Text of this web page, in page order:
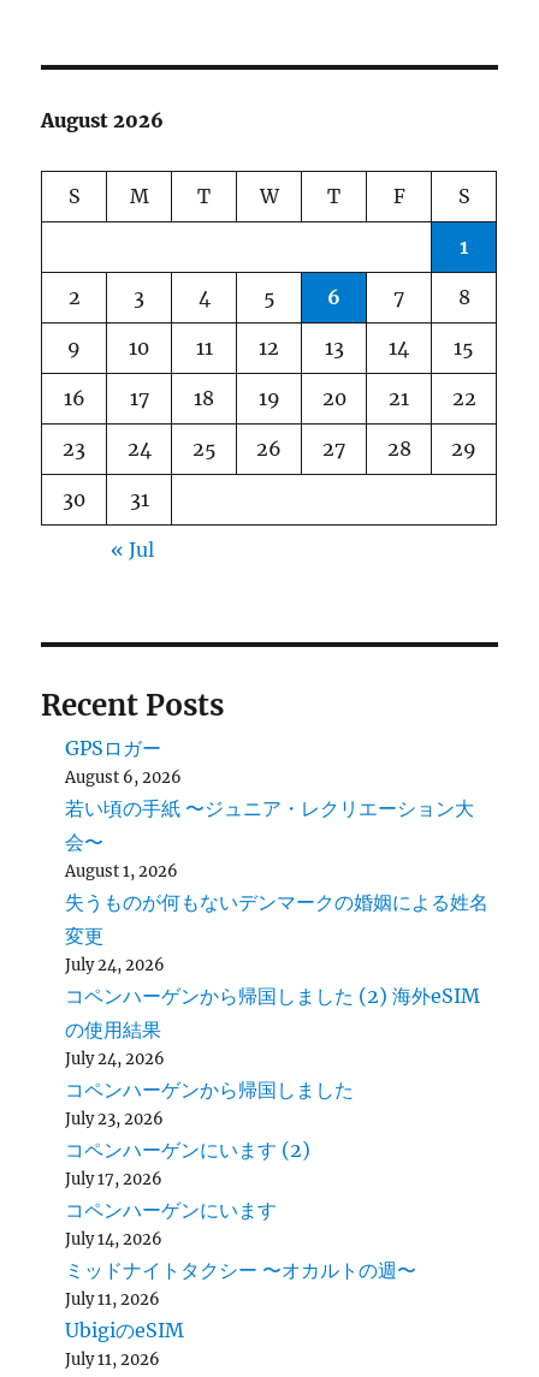
August 2026
S M T W T F S
1
2 3 4 5 6 7 8
9 10 11 12 13 14 15
16 17 18 19 20 21 22
23 24 25 26 27 28 29
30 31
« Jul
Recent Posts
GPSロガー
August 6, 2026
若い頃の手紙 〜ジュニア・レクリエーション大
会〜
August 1, 2026
失うものが何もないデンマークの婚姻による姓名
変更
July 24, 2026
コペンハーゲンから帰国しました (2) 海外eSIM
の使用結果
July 24, 2026
コペンハーゲンから帰国しました
July 23, 2026
コペンハーゲンにいます (2)
July 17, 2026
コペンハーゲンにいます
July 14, 2026
ミッドナイトタクシー 〜オカルトの週〜
July 11, 2026
UbigiのeSIM
July 11, 2026